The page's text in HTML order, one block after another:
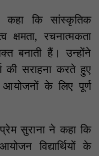
कि सांस्कृतिक
क्षमता, रचनात्मकता
बनाती हैं। उन्होंने
की सराहना करते हुए
के लिए पूर्ण
सुराना ने कहा कि
विद्यार्थियों के